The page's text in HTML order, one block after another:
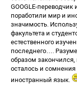
GOOGLE-
поработили мир и
значимость.
факультета и
естественного
последнего….
образом закончился,
осталось и сомнения
иностранный язык.